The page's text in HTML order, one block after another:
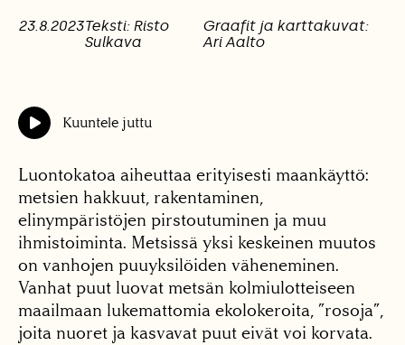
23.8.2023Teksti: Risto
Sulkava
Graafit ja karttakuvat:
Ari Aalto
Kuuntele juttu
Luontokatoa aiheuttaa erityisesti maankäyttö:
metsien hakkuut, rakentaminen,
elinympäristöjen pirstoutuminen ja muu
ihmistoiminta. Metsissä yksi keskeinen muutos
on vanhojen puuyksilöiden väheneminen.
Vanhat puut luovat metsän kolmiulotteiseen
maailmaan lukemattomia ekolokeroita, ”rosoja”,
joita nuoret ja kasvavat puut eivät voi korvata.